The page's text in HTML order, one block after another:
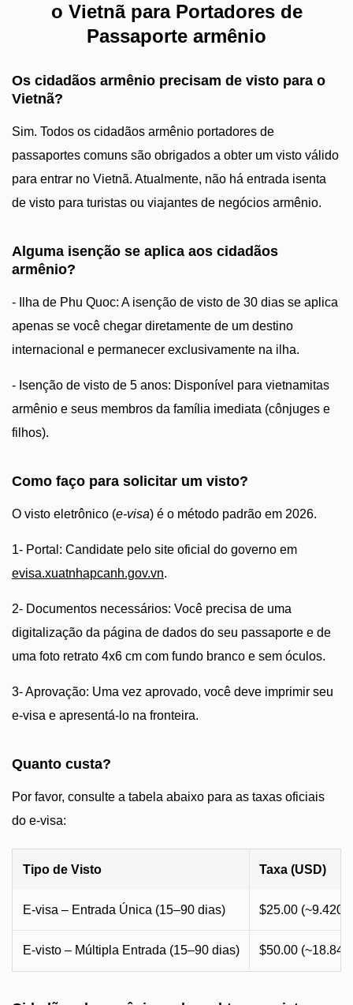
o Vietnã para Portadores de
Passaporte armênio
Os cidadãos armênio precisam de visto para o
Vietnã?
Sim. Todos os cidadãos armênio portadores de
passaportes comuns são obrigados a obter um visto válido
para entrar no Vietnã. Atualmente, não há entrada isenta
de visto para turistas ou viajantes de negócios armênio.
Alguma isenção se aplica aos cidadãos
armênio?
- Ilha de Phu Quoc: A isenção de visto de 30 dias se aplica
apenas se você chegar diretamente de um destino
internacional e permanecer exclusivamente na ilha.
- Isenção de visto de 5 anos: Disponível para vietnamitas
armênio e seus membros da família imediata (cônjuges e
filhos).
Como faço para solicitar um visto?
O visto eletrônico (e-visa) é o método padrão em 2026.
1- Portal: Candidate pelo site oficial do governo em
evisa.xuatnhapcanh.gov.vn.
2- Documentos necessários: Você precisa de uma
digitalização da página de dados do seu passaporte e de
uma foto retrato 4x6 cm com fundo branco e sem óculos.
3- Aprovação: Uma vez aprovado, você deve imprimir seu
e-visa e apresentá-lo na fronteira.
Quanto custa?
Por favor, consulte a tabela abaixo para as taxas oficiais
do e-visa:
Tipo de Visto Taxa (USD)
E-visa – Entrada Única (15–90 dias) $25.00 (~9.420
E-visto – Múltipla Entrada (15–90 dias) $50.00 (~18.841